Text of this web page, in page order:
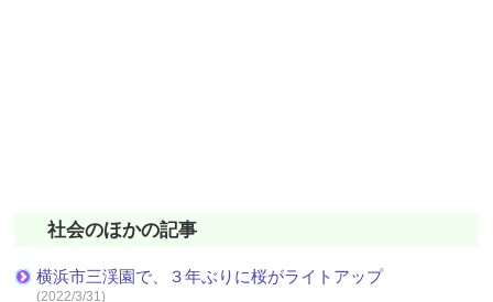
社会のほかの記事
横浜市三渓園で、３年ぶりに桜がライトアップ
(2022/3/31)